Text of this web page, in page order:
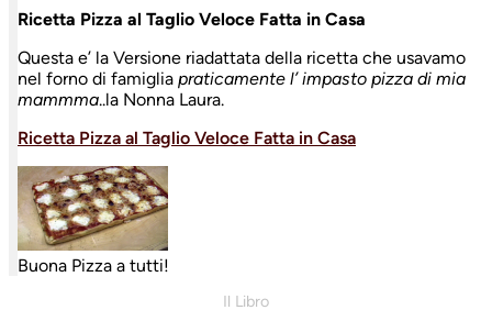
Ricetta Pizza al Taglio Veloce Fatta in Casa
Questa e’ la Versione riadattata della ricetta che usavamo
nel forno di famiglia praticamente l’ impasto pizza di mia
mammma..la Nonna Laura.
Ricetta Pizza al Taglio Veloce Fatta in Casa
Buona Pizza a tutti!
Il Libro